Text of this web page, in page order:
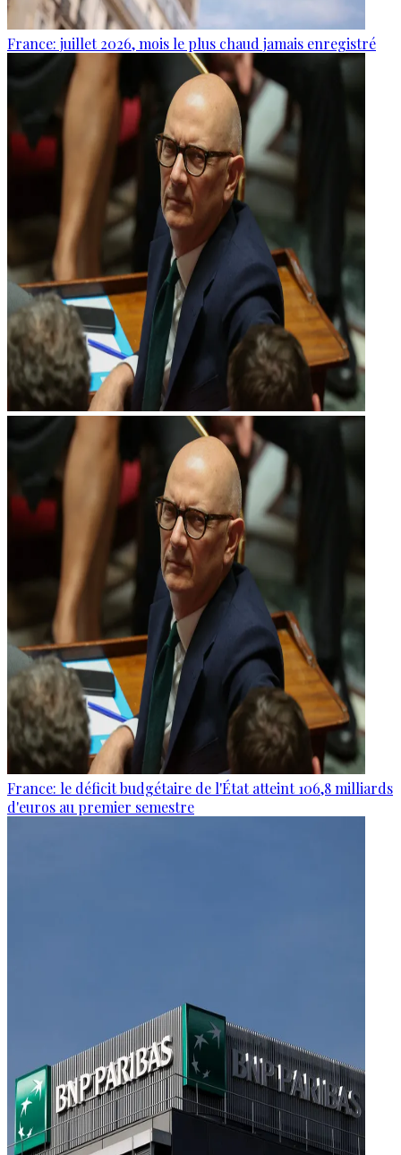
France: juillet 2026, mois le plus chaud jamais enregistré
France: le déficit budgétaire de l'État atteint 106,8 milliards
d'euros au premier semestre